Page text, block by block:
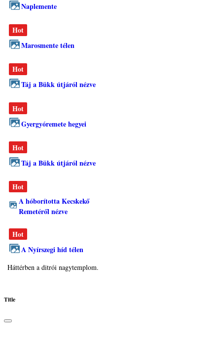
Naplemente
Hot
Marosmente télen
Hot
Táj a Bükk útjáról nézve
Hot
Gyergyóremete hegyei
Hot
Táj a Bükk útjáról nézve
Hot
A hóborította Kecskekő
Remetéről nézve
Hot
A Nyírszegi híd télen
Háttérben a ditrói nagytemplom.
Title